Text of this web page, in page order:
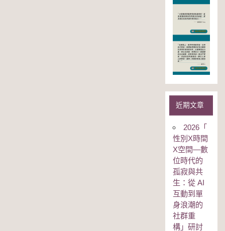
近期文章
2026「
性別Χ時間
Χ空間—數
位時代的
孤寂與共
生：從 AI
互動到單
身浪潮的
社群重
構」研討